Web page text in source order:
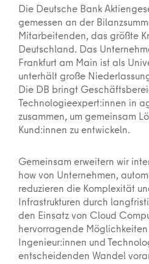
Die Deutsche Bank
gemessen an der
Mitarbeitenden, das größte
Deutschland. Das
Frankfurt am Main ist als
unterhält große
Die DB bringt
Technologieexpert:innen in
zusammen, um gemeinsam
Kund:innen zu entwickeln.
Gemeinsam erweitern wir
how von Unternehmen,
reduzieren die Komplexität
Infrastrukturen durch
den Einsatz von Cloud
hervorragende
Ingenieur:innen und
entscheidenden Wandel